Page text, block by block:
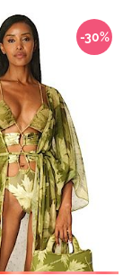
-30%